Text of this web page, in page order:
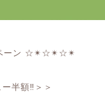
ーン ☆✴︎☆✴︎☆✴︎
半額‼︎＞＞